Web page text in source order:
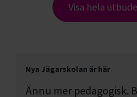
Visa hela
Nya Jägarskolan är här
Ännu mer pedagogisk.